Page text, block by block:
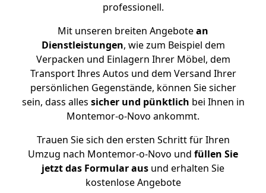
professionell.
Mit unseren breiten Angebotean
Dienstleistungen, wie zum Beispiel dem
Verpacken und Einlagern Ihrer Möbel, dem
Transport Ihres Autos und dem Versand Ihrer
persönlichen Gegenstände, können Sie sicher
sein, dass alles sicher und pünktlich bei Ihnen in
Montemor-o-Novo ankommt.
Trauen Sie sich den ersten Schritt für Ihren
Umzug nach Montemor-o-Novo und füllen Sie
jetzt das Formular aus und erhalten Sie
kostenlose Angebote